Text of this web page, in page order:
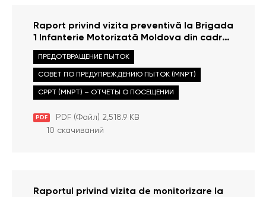
Raport privind vizita preventivă la Brigada
1 Infanterie Motorizată Moldova din cadrul
Armatei Naționale din Bălți din 05 iulie
2022
PDF PDF (Файл) 2,518.9 KB
ПРЕДОТВРАЩЕНИЕ ПЫТОК
СОВЕТ ПО ПРЕДУПРЕЖДЕНИЮ ПЫТОК (MNPT)
CPPT (MNPT) – ОТЧЕТЫ О ПОСЕЩЕНИИ
10 скачиваний
Raportul privind vizita de monitorizare la